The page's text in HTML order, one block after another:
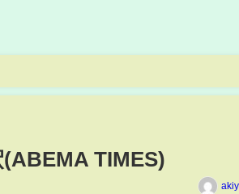
TIMES)